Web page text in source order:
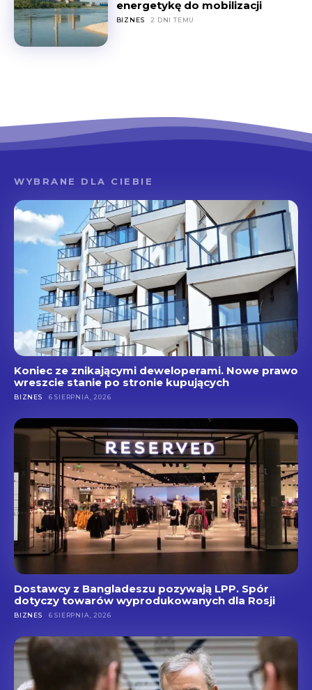
energetykę do mobilizacji
BIZNES 2 DNI TEMU
WYBRANE DLA CIEBIE
Koniec ze znikającymi deweloperami. Nowe prawo
wreszcie stanie po stronie kupujących
BIZNES 6 SIERPNIA, 2026
Dostawcy z Bangladeszu pozywają LPP. Spór
dotyczy towarów wyprodukowanych dla Rosji
BIZNES 6 SIERPNIA, 2026